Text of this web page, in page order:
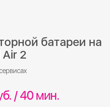
батареи на
Air 2
/ 40 мин.